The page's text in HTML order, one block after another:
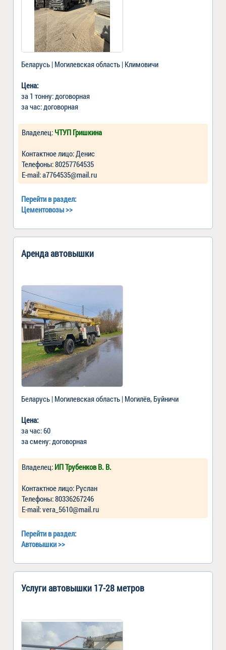
Беларусь | Могилевская область | Климовичи
Цена:
за 1 тонну: договорная
за час: договорная
Владелец: ЧТУП Гришкина
Контактное лицо: Денис
Телефоны: 80257764535
Е-mail: a7764535@mail.ru
Перейти в раздел:
Цементовозы>>
Аренда автовышки
Беларусь | Могилевская область | Могилёв, Буйничи
Цена:
за час: 60
за смену: договорная
Владелец: ИП Трубенков В. В.
Контактное лицо: Руслан
Телефоны: 80336267246
Е-mail: vera_5610@mail.ru
Перейти в раздел:
Автовышки>>
Услуги автовышки 17-28 метров